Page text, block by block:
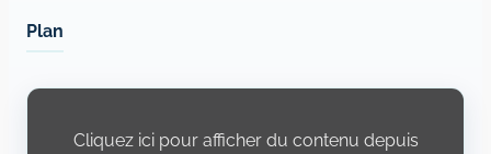
Plan
Display
Openstreetmap.fr
Cliquez ici pour afficher du contenu depuis